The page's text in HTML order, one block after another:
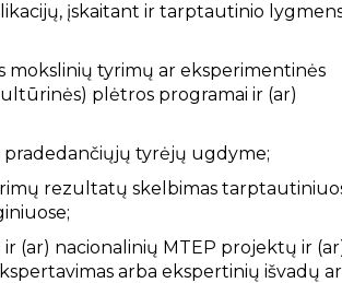
įskaitant ir tarptautinio
mokslinių tyrimų ar eksperimentinės
plėtros programai ir (ar)
pradedančiųjų tyrėjų ugdyme;
rezultatų skelbimas
(ar) nacionalinių MTEP projektų ir
arba ekspertinių išvadų ar